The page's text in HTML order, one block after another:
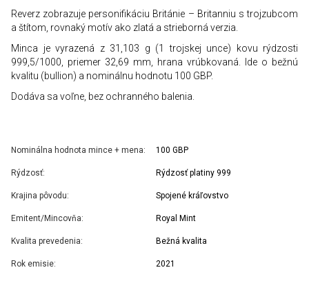
Reverz zobrazuje personifikáciu Británie – Britanniu s trojzubcom
a štítom, rovnaký motív ako zlatá a strieborná verzia.
Minca je vyrazená z 31,103 g (1 trojskej unce) kovu rýdzosti
999,5/1000, priemer 32,69 mm, hrana vrúbkovaná. Ide o bežnú
kvalitu (bullion) a nominálnu hodnotu 100 GBP.
Dodáva sa voľne, bez ochranného balenia.
Nominálna hodnota mince + mena: 100 GBP
Rýdzosť: Rýdzosť platiny 999
Krajina pôvodu: Spojené kráľovstvo
Emitent/Mincovňa: Royal Mint
Kvalita prevedenia: Bežná kvalita
Rok emisie: 2021